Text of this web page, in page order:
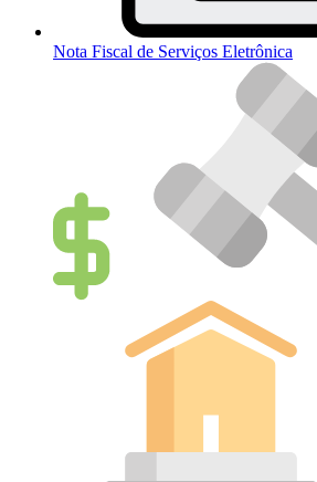
Nota Fiscal de Serviços Eletrônica